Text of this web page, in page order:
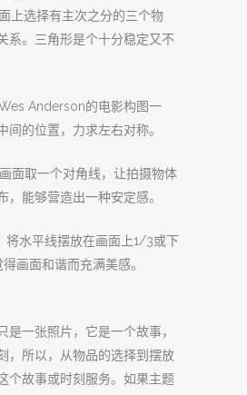
上选择有主次之分的三个物
系。三角形是个十分稳定又不
Anderson的电影构图一
间的位置，力求左右对称。
面取一个对角线，让拍摄物体
，能够营造出一种安定感。
将水平线摆放在画面上1/3或下
画面和谐而充满美感。
是一张照片，它是一个故事，
，所以，从物品的选择到摆放
个故事或时刻服务。如果主题